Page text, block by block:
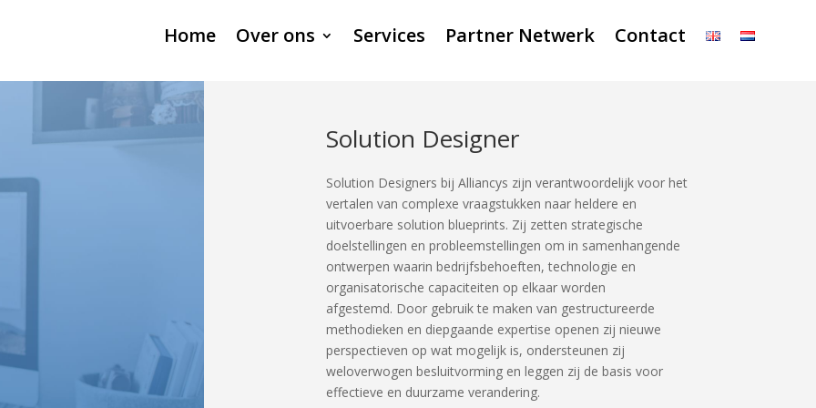
Home Over ons Services Partner Netwerk Contact
Solution Designer
Solution Designers bij Alliancys zijn verantwoordelijk voor het
vertalen van complexe vraagstukken naar heldere en
uitvoerbare solution blueprints. Zij zetten strategische
doelstellingen en probleemstellingen om in samenhangende
ontwerpen waarin bedrijfsbehoeften, technologie en
organisatorische capaciteiten op elkaar worden
afgestemd. Door gebruik te maken van gestructureerde
methodieken en diepgaande expertise openen zij nieuwe
perspectieven op wat mogelijk is, ondersteunen zij
weloverwogen besluitvorming en leggen zij de basis voor
effectieve en duurzame verandering.